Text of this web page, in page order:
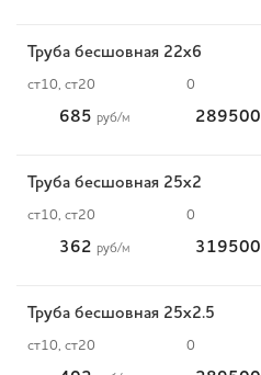
Труба бесшовная 22х6
ст10, ст20 0
685 руб/м 289500
Труба бесшовная 25х2
ст10, ст20 0
362 руб/м 319500
Труба бесшовная 25х2.5
ст10, ст20 0